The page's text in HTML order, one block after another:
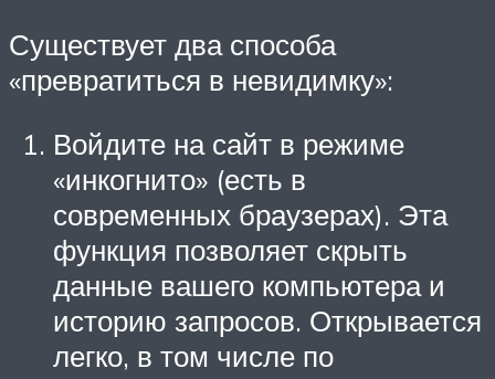
Существует два способа
«превратиться в невидимку»:
Войдите на сайт в режиме
«инкогнито» (есть в
современных браузерах). Эта
функция позволяет скрыть
данные вашего компьютера и
историю запросов. Открывается
легко, в том числе по